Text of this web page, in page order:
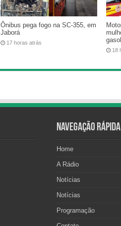
Ônibus pega fogo na SC-355, em
Jaborá
17 horas atrás
18
Navegação Rápida
Home
A Rádio
Notícias
Notícias
Programação